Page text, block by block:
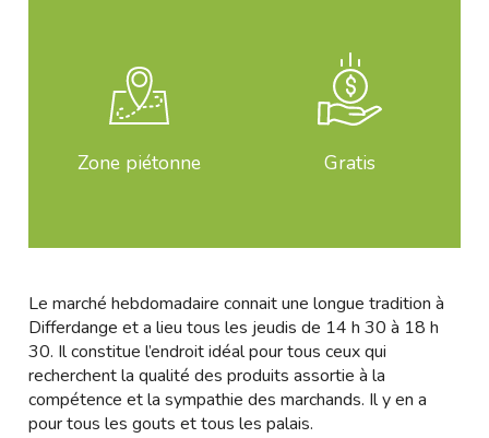
Zone piétonne Gratis
Le marché hebdomadaire connait une longue tradition à
Differdange et a lieu tous les jeudis de 14 h 30 à 18 h
30. Il constitue l’endroit idéal pour tous ceux qui
recherchent la qualité des produits assortie à la
compétence et la sympathie des marchands. Il y en a
pour tous les gouts et tous les palais.